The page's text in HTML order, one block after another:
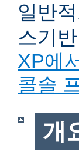
일반
스기
XP에
콜솔
개